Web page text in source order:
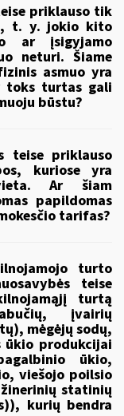
priklauso tik
t. y. jokio kito
ar įsigyjamo
neturi. Šiame
asmuo yra
toks turtas gali
būstu?
teise priklauso
kuriose yra
Ar šiam
papildomas
tarifas?
turto
teise
turtą
įvairių
mėgėjų sodų,
ūkio produkcijai
ūkio,
viešojo poilsio
statinių
kurių bendra